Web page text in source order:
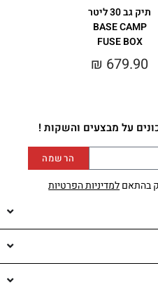
תיק גב 30 ליטר
BASE CAMP
FUSE BOX
₪ 679.90
על מבצעים והשקות !
בהתאםלמדיניות הפרטיות
הרשמה